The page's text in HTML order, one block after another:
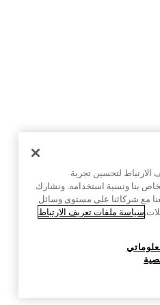
لتحسين تجربة
بنا ونسبة استخدامه. ونشارك
مع شركائنا على مستوى وسائل
سياسة ملفات تعريف الارتباط